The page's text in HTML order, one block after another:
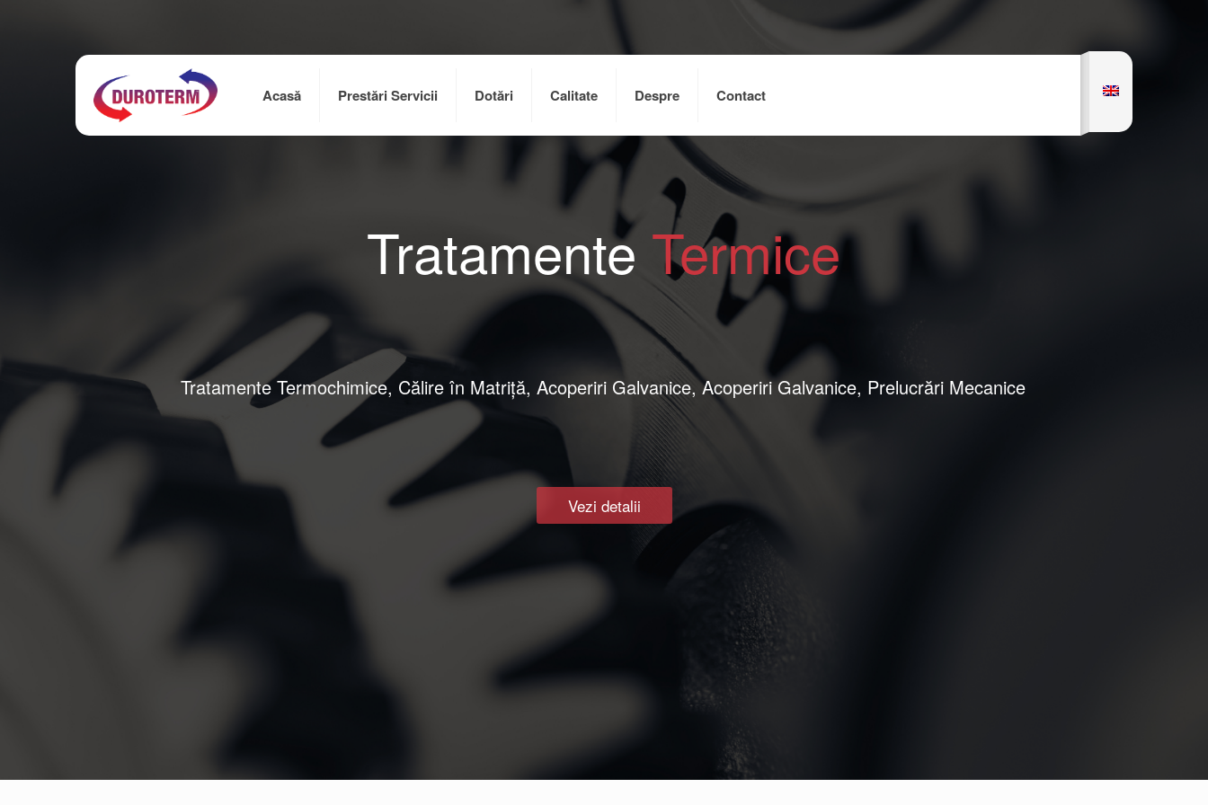
Acasă Prestări Servicii Dotări Calitate Despre Contact
Tratamente Termice
Tratamente Termochimice, Călire în Matriţă, Acoperiri Galvanice, Acoperiri Galvanice, Prelucrări Mecanice
Vezi detalii